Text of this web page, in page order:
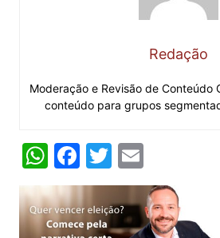
Redação
Moderação e Revisão de Conteúdo
conteúdo para grupos
W
h
at
F
a
c
T
w
itt
E
m
ai